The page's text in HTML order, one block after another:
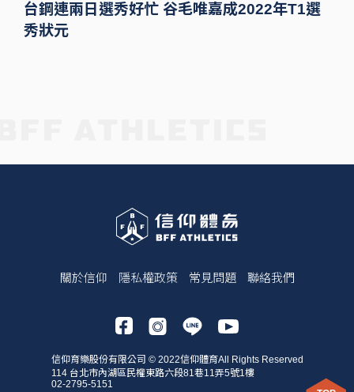
台鋼連兩日選秀好忙 谷毛唯嘉成2022年T1選
秀狀元
關於信仰 隱私權政策 常見問題 聯絡我們
信仰育樂股份有限公司 © 2022信仰體育All Rights Reserved
114 台北市內湖區民權東路六段81巷11弄5號1樓
02-2795-5151